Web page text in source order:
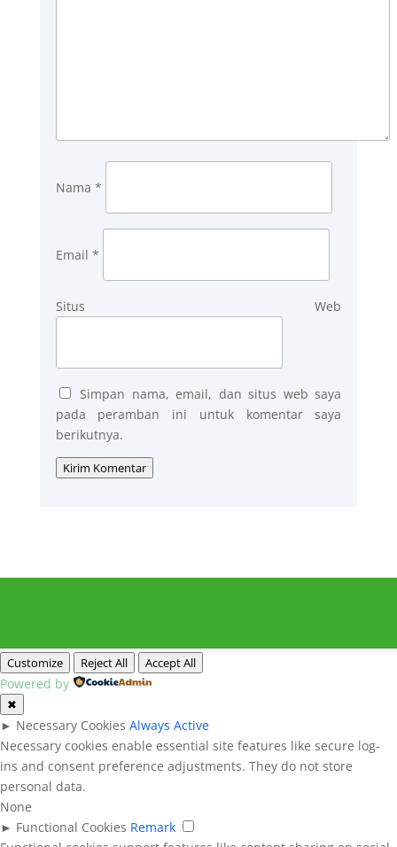
Nama *
Email *
Situs Web
Simpan nama, email, dan situs web saya
pada peramban ini untuk komentar saya
berikutnya.
Kirim Komentar
Customize Reject All Accept All
Powered by
✖
► Necessary Cookies Always Active
Necessary cookies enable essential site features like secure log-
ins and consent preference adjustments. They do not store
personal data.
None
► Functional Cookies Remark